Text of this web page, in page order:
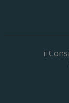
il